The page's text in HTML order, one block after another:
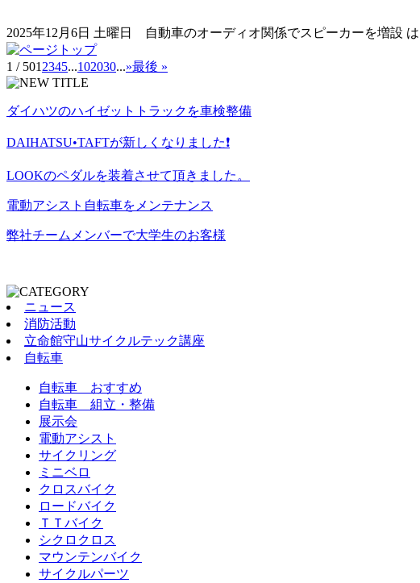
2025年12月6日 土曜日 自動車のオーディオ関係でスピーカーを増設 は
1 / 501 2345...102030...»最後 »
ダイハツのハイゼットトラックを車検整備
DAIHATSU•TAFTが新しくなりました❗️
LOOKのペダルを装着させて頂きました。
電動アシスト自転車をメンテナンス
弊社チームメンバーで大学生のお客様
ニュース
消防活動
立命館守山サイクルテック講座
自転車
自転車 おすすめ
自転車 組立・整備
展示会
電動アシスト
サイクリング
ミニベロ
クロスバイク
ロードバイク
ＴＴバイク
シクロクロス
マウンテンバイク
サイクルパーツ